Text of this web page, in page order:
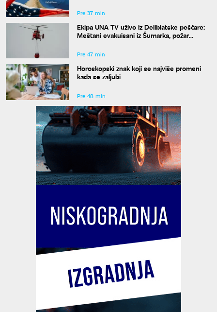
Pre 37 min
Ekipa UNA TV uživo iz Deliblatske peščare:
Meštani evakuisani iz Šumarka, požar
Pre 47 min
Horoskopski znak koji se najviše promeni
kada se zaljubi
Pre 48 min